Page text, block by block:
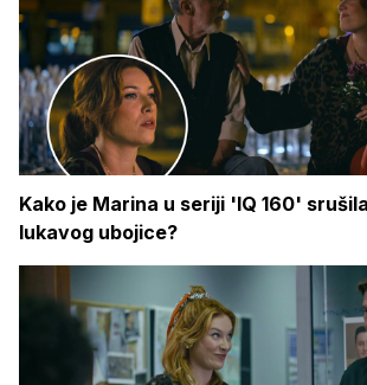
Kako je Marina u seriji 'IQ 160'
lukavog ubojice?